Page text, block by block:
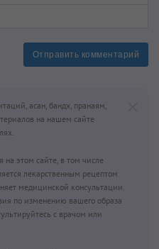
Отправить комментарий
асан, бандх, пранаям,
на нашем сайте
этом сайте, в том числе
лекарственным рецептом
медицинской консультации.
по изменению вашего образа
с врачом или